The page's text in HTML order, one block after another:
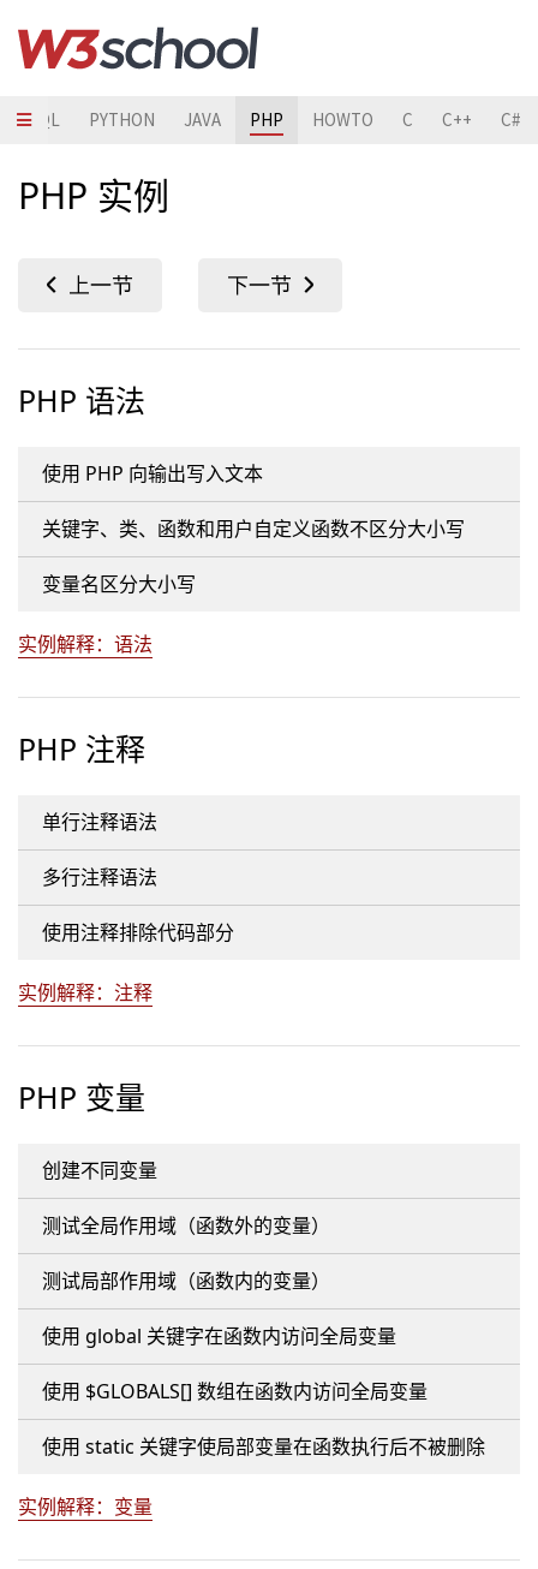
SQL PYTHON JAVA PHP HOWTO C C++ C#
PHP 实例
PHP 语法
使用 PHP 向输出写入文本
关键字、类、函数和用户自定义函数不区分大小写
变量名区分大小写
实例解释：语法
PHP 注释
单行注释语法
多行注释语法
使用注释排除代码部分
实例解释：注释
PHP 变量
创建不同变量
测试全局作用域（函数外的变量）
测试局部作用域（函数内的变量）
使用 global 关键字在函数内访问全局变量
使用 $GLOBALS[] 数组在函数内访问全局变量
使用 static 关键字使局部变量在函数执行后不被删除
实例解释：变量